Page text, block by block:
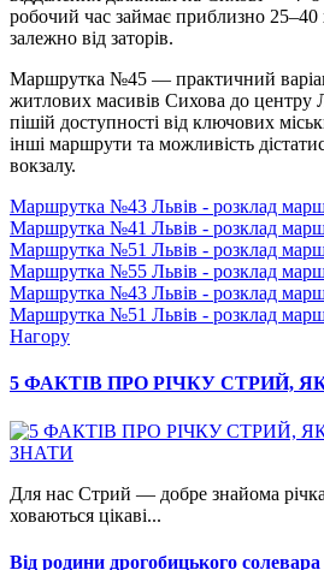
робочий час займає приблизно
залежно від заторів.
Маршрутка №45 — практичний
житлових масивів Сихова до центру
пішій доступності від ключових
інші маршрути та можливість
вокзалу.
Маршрутка №43 Львів - розклад
Маршрутка №41 Львів - розклад
Маршрутка №51 Львів - розклад
Маршрутка №55 Львів - розклад
Маршрутка №43 Львів - розклад
Маршрутка №51 Львів - розклад
Нагору
5 ФАКТІВ ПРО РІЧКУ СТРИЙ,
Для нас Стрий — добре знайома
ховаються цікаві...
Від родини дрогобицького